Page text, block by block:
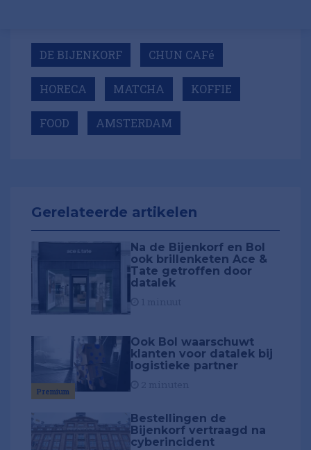
DE BIJENKORF CHUN CAFé
HORECA MATCHA KOFFIE
FOOD AMSTERDAM
Gerelateerde artikelen
Na de Bijenkorf en Bol
ook brillenketen Ace &
Tate getroffen door
datalek
Premium
Ook Bol waarschuwt
klanten voor datalek bij
logistieke partner
Bestellingen de
Bijenkorf vertraagd na
cyberincident